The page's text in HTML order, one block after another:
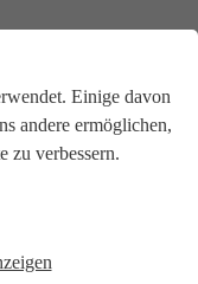
Einige davon
andere ermöglichen,
zu verbessern.
in enger